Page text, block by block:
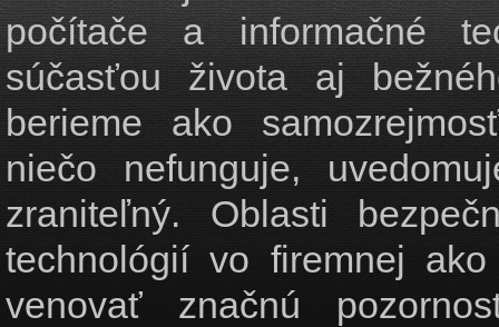
počítače a informačné
súčasťou života aj
berieme ako
niečo nefunguje,
zraniteľný. Oblasti
technológií vo firemnej
venovať značnú